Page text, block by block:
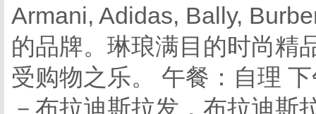
Armani, Adidas, Bally,
的品牌。琳琅满目的时尚精
受购物之乐。 午餐：自理
－布拉迪斯拉发，布拉迪斯